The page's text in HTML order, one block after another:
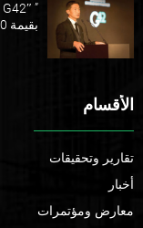
بقيمة 10 مليارات دولار للتكنولوجيا
الأقسام
تقارير وتحقيقات
أخبار
معارض ومؤتمرات